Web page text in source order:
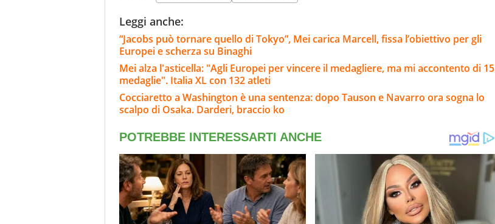
Leggi anche:
“Jacobs può tornare quello di Tokyo”, Mei carica Marcell, fissa l’obiettivo per gli
Europei e scherza su Binaghi
Mei alza l'asticella: "Agli Europei per vincere il medagliere, ma mi accontento di 15
medaglie". Italia XL con 132 atleti
Cocciaretto a Washington è una sentenza: dopo Tauson e Navarro ora sogna lo
scalpo di Osaka. Darderi, braccio ko